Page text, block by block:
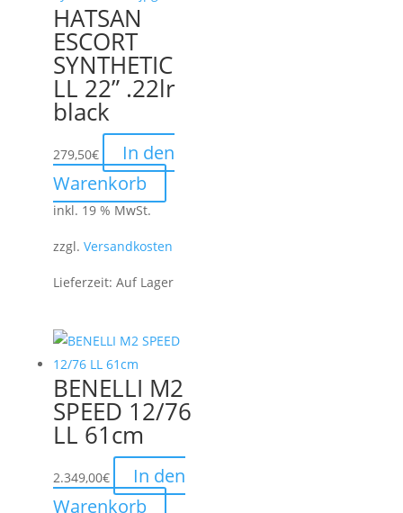
HATSAN
ESCORT
SYNTHETIC
LL 22” .22lr
black
279,50€
In den
Warenkorb
inkl. 19 % MwSt.
zzgl. Versandkosten
Lieferzeit: Auf Lager
BENELLI M2
SPEED 12/76
LL 61cm
2.349,00€
In den
Warenkorb